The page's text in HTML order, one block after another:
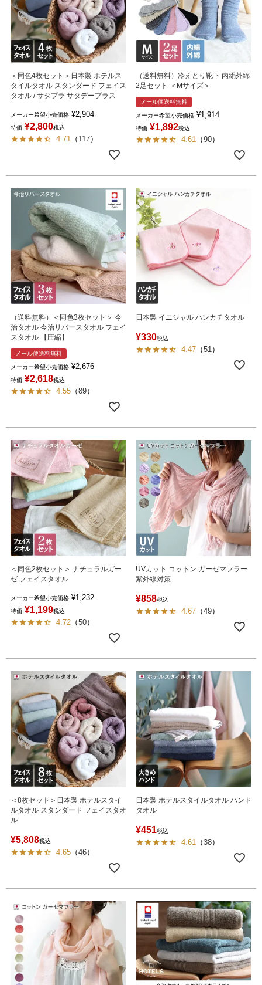
＜同色4枚セット＞日本製 ホテルス
タイルタオル スタンダード フェイス
タオル / サタプラ サタデープラス
メーカー希望小売価格 ¥2,904
特価 ¥2,800税込
4.71 （ 117）
（送料無料）冷えとり靴下 内絹外綿
2足セット ＜Mサイズ＞
メール便送料無料
メーカー希望小売価格 ¥1,914
特価 ¥1,892税込
4.61 （90）
（送料無料）＜同色3枚セット＞ 今
治タオル 今治リバースタオル フェイ
スタオル 【圧縮】
メール便送料無料
メーカー希望小売価格 ¥2,676
特価 ¥2,618税込
4.55 （89）
日本製 イニシャル ハンカチタオル
¥330税込
4.47 （51 ）
＜同色2枚セット＞ ナチュラルガー
ゼ フェイスタオル
メーカー希望小売価格 ¥1,232
特価 ¥1,199税込
4.72 （50）
UVカット コットン ガーゼマフラー
紫外線対策
¥858税込
4.67 （49）
＜8枚セット＞日本製 ホテルスタイ
ルタオル スタンダード フェイスタオ
ル
¥5,808税込
4.65 （46）
日本製 ホテルスタイルタオル ハンド
タオル
¥451税込
4.61 （38）